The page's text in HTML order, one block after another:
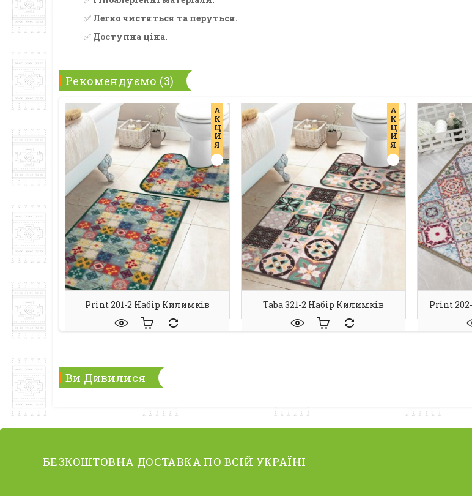
✅ Легко чистяться та перуться.
✅ Доступна ціна.
Рекомендуємо (3)
А
К
Ц
И
Я
Print 201-2 Набір Килимків
А
К
Ц
И
Я
Taba 321-2 Набір Килимків Print
Ви Дивилися
БЕЗКОШТОВНА ДОСТАВКА ПО ВСІЙ УКРАЇНІ